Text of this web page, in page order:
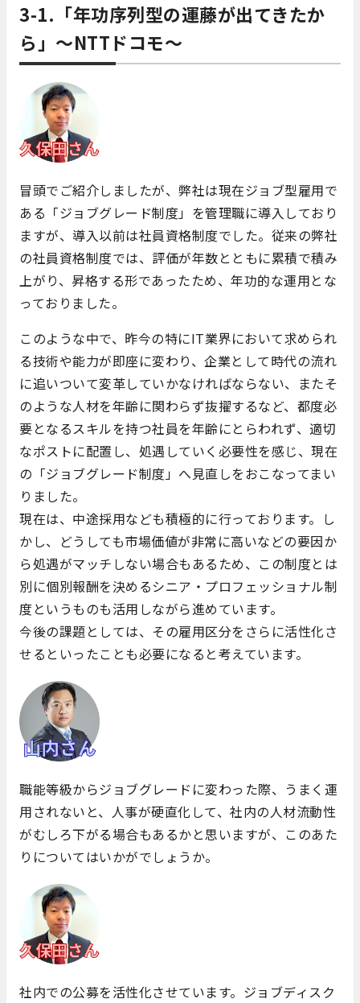
3-1.「年功序列型の運藤が出てきたか
ら」～NTTドコモ～
冒頭でご紹介しましたが、弊社は現在ジョブ型雇用で
ある「ジョブグレード制度」を管理職に導入しており
ますが、導入以前は社員資格制度でした。従来の弊社
の社員資格制度では、評価が年数とともに累積で積み
上がり、昇格する形であったため、年功的な運用とな
っておりました。
このような中で、昨今の特にIT業界において求められ
る技術や能力が即座に変わり、企業として時代の流れ
に追いついて変革していかなければならない、またそ
のような人材を年齢に関わらず抜擢するなど、都度必
要となるスキルを持つ社員を年齢にとらわれず、適切
なポストに配置し、処遇していく必要性を感じ、現在
の「ジョブグレード制度」へ見直しをおこなってまい
りました。
現在は、中途採用なども積極的に行っております。し
かし、どうしても市場価値が非常に高いなどの要因か
ら処遇がマッチしない場合もあるため、この制度とは
別に個別報酬を決めるシニア・プロフェッショナル制
度というものも活用しながら進めています。
今後の課題としては、その雇用区分をさらに活性化さ
せるといったことも必要になると考えています。
職能等級からジョブグレードに変わった際、うまく運
用されないと、人事が硬直化して、社内の人材流動性
がむしろ下がる場合もあるかと思いますが、このあた
りについてはいかがでしょうか。
社内での公募を活性化させています。ジョブディスク